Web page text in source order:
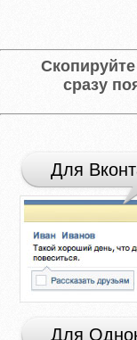
сразу
Для
Для